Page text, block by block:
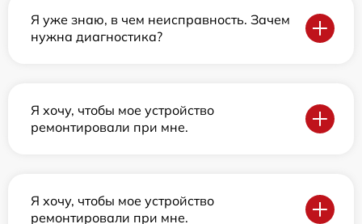
Я уже знаю, в чем неисправность. Зачем
нужна диагностика?
Я хочу, чтобы мое устройство
ремонтировали при мне.
Я хочу, чтобы мое устройство
ремонтировали при мне.